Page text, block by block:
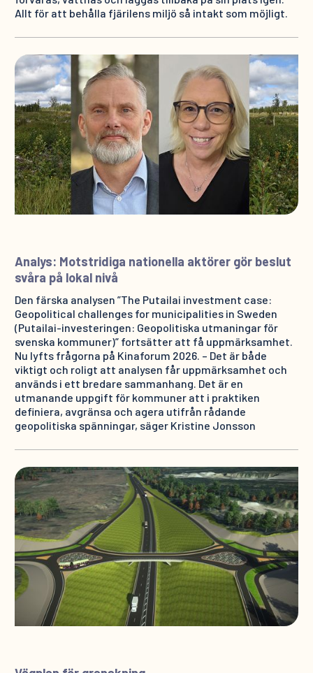
Allt för att behålla fjärilens miljö så intakt som möjligt.
Analys: Motstridiga nationella aktörer gör beslut
svåra på lokal nivå
Den färska analysen ”The Putailai investment case:
Geopolitical challenges for municipalities in Sweden
(Putailai-investeringen: Geopolitiska utmaningar för
svenska kommuner)” fortsätter att få uppmärksamhet.
Nu lyfts frågorna på Kinaforum 2026. – Det är både
viktigt och roligt att analysen får uppmärksamhet och
används i ett bredare sammanhang. Det är en
utmanande uppgift för kommuner att i praktiken
definiera, avgränsa och agera utifrån rådande
geopolitiska spänningar, säger Kristine Jonsson